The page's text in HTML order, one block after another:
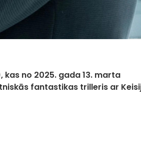
no 2025. gada 13. marta
fantastikas trilleris ar